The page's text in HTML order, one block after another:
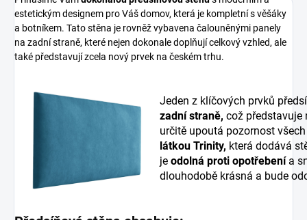
estetickým designem pro Váš domov, která je kompletní s věšáky
a botníkem. Tato stěna je rovněž vybavena čalouněnými panely
na zadní straně, které nejen dokonale doplňují celkový vzhled, ale
také představují zcela nový prvek na českém trhu.
Jeden z klíčových prvků
zadní straně, což
určitě upoutá pozornost
látkou Trinity, která dodává
je odolná proti opotřebenía
dlouhodobě krásná a bude